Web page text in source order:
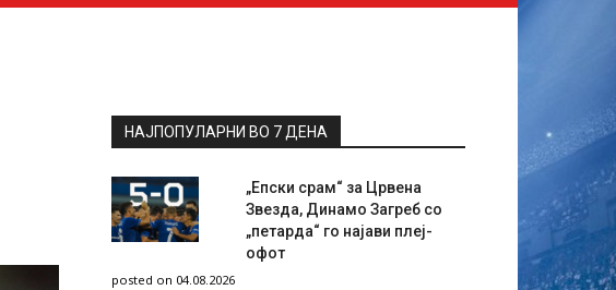
НАЈПОПУЛАРНИ ВО 7 ДЕНА
„Епски срам“ за Црвена
Звезда, Динамо Загреб со
„петарда“ го најави плеј-
офот
posted on 04.08.2026